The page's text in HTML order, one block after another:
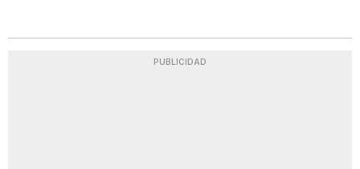
PUBLICIDAD